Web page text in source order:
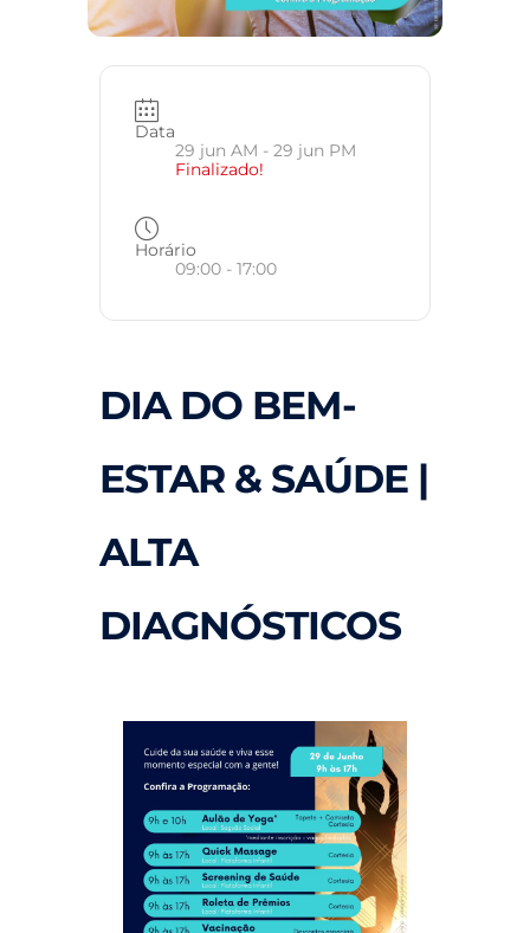
Data
29 jun AM - 29 jun PM
Finalizado!
Horário
09:00 - 17:00
DIA DO BEM-
ESTAR & SAÚDE |
ALTA
DIAGNÓSTICOS